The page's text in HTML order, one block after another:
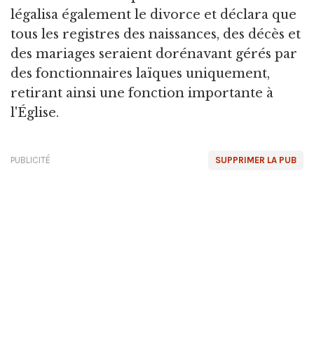
légalisa également le divorce et déclara que
tous les registres des naissances, des décès et
des mariages seraient dorénavant gérés par
des fonctionnaires laïques uniquement,
retirant ainsi une fonction importante à
l'Église.
SUPPRIMER LA PUB
PUBLICITÉ